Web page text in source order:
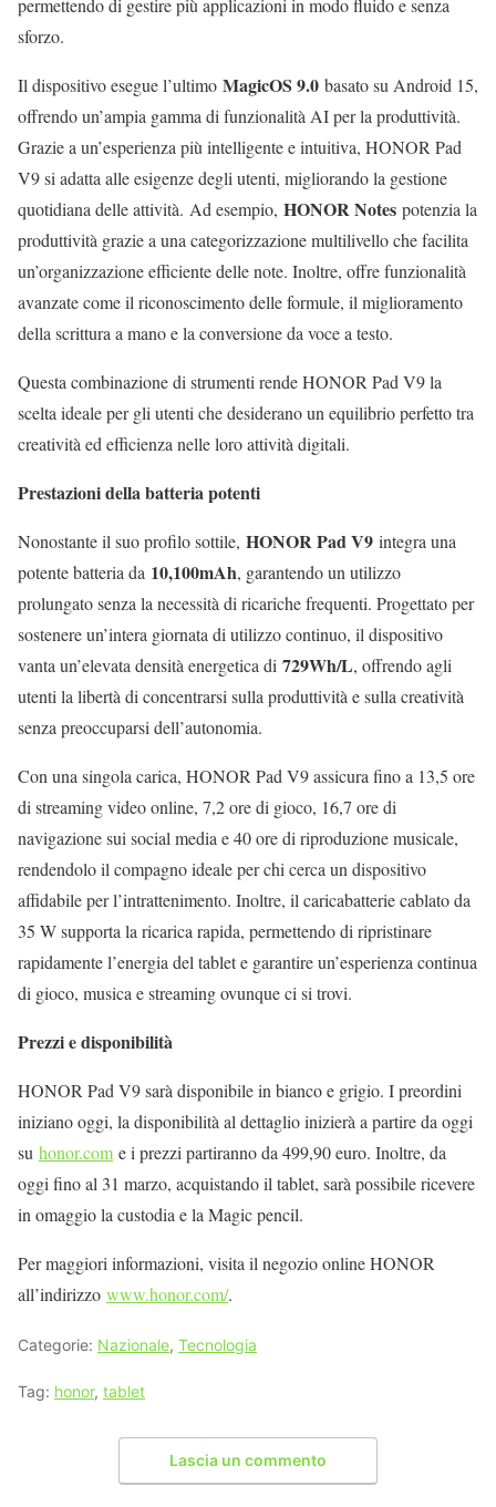
permettendo di gestire più applicazioni in modo fluido e senza
sforzo.
Il dispositivo esegue l’ultimo MagicOS 9.0 basato su Android 15,
offrendo un’ampia gamma di funzionalità AI per la produttività.
Grazie a un’esperienza più intelligente e intuitiva, HONOR Pad
V9 si adatta alle esigenze degli utenti, migliorando la gestione
quotidiana delle attività. Ad esempio, HONOR Notes potenzia la
produttività grazie a una categorizzazione multilivello che facilita
un’organizzazione efficiente delle note. Inoltre, offre funzionalità
avanzate come il riconoscimento delle formule, il miglioramento
della scrittura a mano e la conversione da voce a testo.
Questa combinazione di strumenti rende HONOR Pad V9 la
scelta ideale per gli utenti che desiderano un equilibrio perfetto tra
creatività ed efficienza nelle loro attività digitali.
Prestazioni della batteria potenti
Nonostante il suo profilo sottile, HONOR Pad V9 integra una
potente batteria da 10,100mAh, garantendo un utilizzo
prolungato senza la necessità di ricariche frequenti. Progettato per
sostenere un’intera giornata di utilizzo continuo, il dispositivo
vanta un’elevata densità energetica di 729Wh/L, offrendo agli
utenti la libertà di concentrarsi sulla produttività e sulla creatività
senza preoccuparsi dell’autonomia.
Con una singola carica, HONOR Pad V9 assicura fino a 13,5 ore
di streaming video online, 7,2 ore di gioco, 16,7 ore di
navigazione sui social media e 40 ore di riproduzione musicale,
rendendolo il compagno ideale per chi cerca un dispositivo
affidabile per l’intrattenimento. Inoltre, il caricabatterie cablato da
35 W supporta la ricarica rapida, permettendo di ripristinare
rapidamente l’energia del tablet e garantire un’esperienza continua
di gioco, musica e streaming ovunque ci si trovi.
Prezzi e disponibilità
HONOR Pad V9 sarà disponibile in bianco e grigio. I preordini
iniziano oggi, la disponibilità al dettaglio inizierà a partire da oggi
su honor.com e i prezzi partiranno da 499,90 euro. Inoltre, da
oggi fino al 31 marzo, acquistando il tablet, sarà possibile ricevere
in omaggio la custodia e la Magic pencil.
Per maggiori informazioni, visita il negozio online HONOR
all’indirizzo www.honor.com/.
Categorie: Nazionale, Tecnologia
Tag: honor, tablet
Lascia un commento